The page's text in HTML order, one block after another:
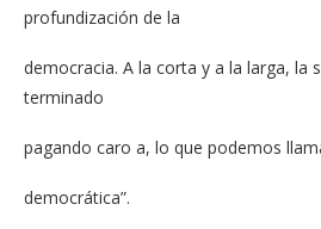
profundización de la
democracia. A la corta y a la larga, la
terminado
pagando caro a, lo que podemos
democrática”.